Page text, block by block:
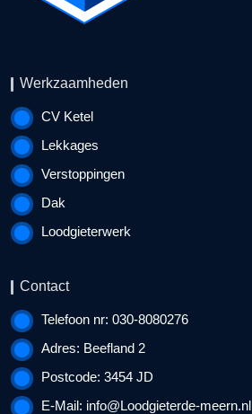
Werkzaamheden
CV Ketel
Lekkages
Verstoppingen
Dak
Loodgieterwerk
Contact
Telefoon nr: 030-8080276
Adres: Beefland 2
Postcode: 3454 JD
E-Mail: info@Loodgieterde-meern.nl